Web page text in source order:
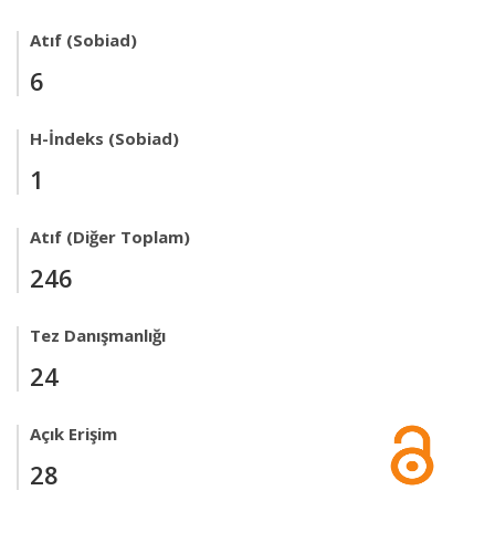
Atıf (Sobiad)
6
H-İndeks (Sobiad)
1
Atıf (Diğer Toplam)
246
Tez Danışmanlığı
24
Açık Erişim
28